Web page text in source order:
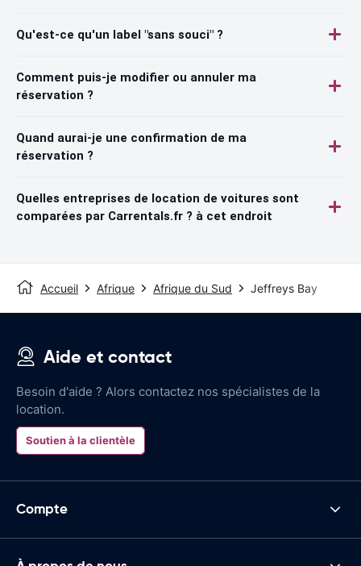
Qu'est-ce qu'un label "sans souci" ?
Comment puis-je modifier ou annuler ma
réservation ?
Quand aurai-je une confirmation de ma
réservation ?
Quelles entreprises de location de voitures sont
comparées par Carrentals.fr ? à cet endroit
Accueil Afrique Afrique du Sud Jeffreys Bay
Aide et contact
Besoin d'aide ? Alors contactez nos spécialistes de la
location.
Soutien à la clientèle
Compte